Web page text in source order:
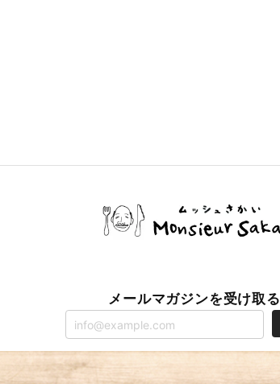
メールマガジンを受け取る